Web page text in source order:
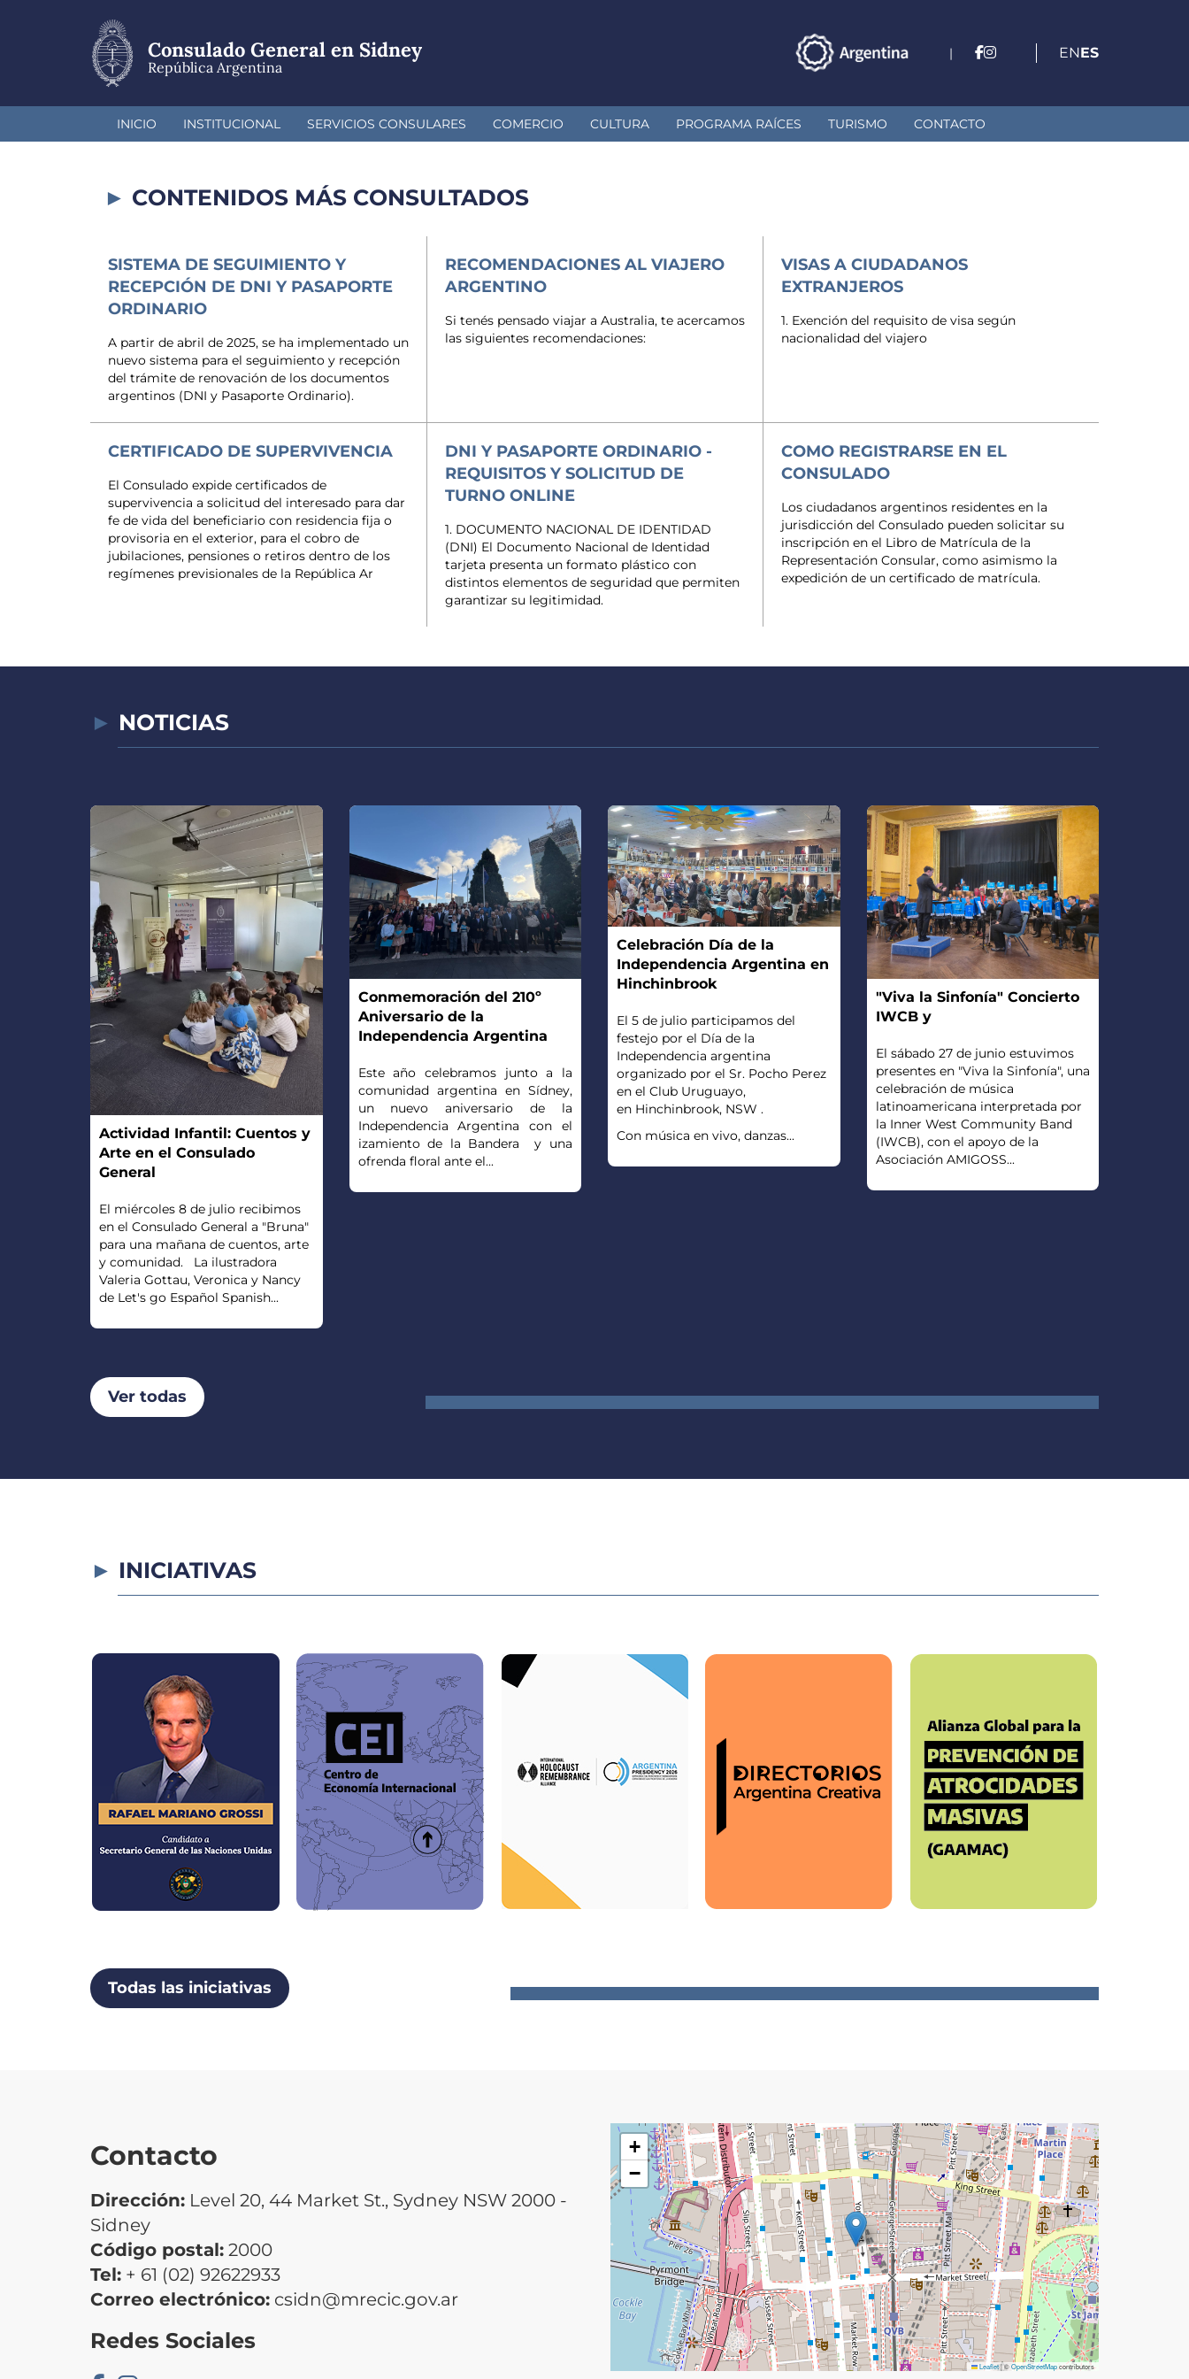
Consulado General en Sidney
República Argentina
| ENES
INICIO INSTITUCIONAL SERVICIOS CONSULARES COMERCIO CULTURA PROGRAMA RAÍCES TURISMO CONTACTO
CONTENIDOS MÁS CONSULTADOS
SISTEMA DE SEGUIMIENTO Y
RECEPCIÓN DE DNI Y PASAPORTE
ORDINARIO
A partir de abril de 2025, se ha implementado un
nuevo sistema para el seguimiento y recepción
del trámite de renovación de los documentos
argentinos (DNI y Pasaporte Ordinario).
RECOMENDACIONES AL VIAJERO
ARGENTINO
Si tenés pensado viajar a Australia, te acercamos
las siguientes recomendaciones:
VISAS A CIUDADANOS
EXTRANJEROS
1. Exención del requisito de visa según
nacionalidad del viajero
CERTIFICADO DE SUPERVIVENCIA
El Consulado expide certificados de
supervivencia a solicitud del interesado para dar
fe de vida del beneficiario con residencia fija o
provisoria en el exterior, para el cobro de
jubilaciones, pensiones o retiros dentro de los
regímenes previsionales de la República Ar
DNI Y PASAPORTE ORDINARIO -
REQUISITOS Y SOLICITUD DE
TURNO ONLINE
1. DOCUMENTO NACIONAL DE IDENTIDAD
(DNI) El Documento Nacional de Identidad
tarjeta presenta un formato plástico con
distintos elementos de seguridad que permiten
garantizar su legitimidad.
COMO REGISTRARSE EN EL
CONSULADO
Los ciudadanos argentinos residentes en la
jurisdicción del Consulado pueden solicitar su
inscripción en el Libro de Matrícula de la
Representación Consular, como asimismo la
expedición de un certificado de matrícula.
NOTICIAS
Actividad Infantil: Cuentos y
Arte en el Consulado
General
El miércoles 8 de julio recibimos
en el Consulado General a "Bruna"
para una mañana de cuentos, arte
y comunidad. La ilustradora
Valeria Gottau, Veronica y Nancy
de Let's go Español Spanish...
Conmemoración del 210º
Aniversario de la
Independencia Argentina
Este año celebramos junto a la
comunidad argentina en Sídney,
un nuevo aniversario de la
Independencia Argentina con el
izamiento de la Bandera y una
ofrenda floral ante el...
Celebración Día de la
Independencia Argentina en
Hinchinbrook
El 5 de julio participamos del
festejo por el Día de la
Independencia argentina
organizado por el Sr. Pocho Perez
en el Club Uruguayo,
en Hinchinbrook, NSW .
Con música en vivo, danzas...
"Viva la Sinfonía" Concierto
IWCB y
El sábado 27 de junio estuvimos
presentes en "Viva la Sinfonía", una
celebración de música
latinoamericana interpretada por
la Inner West Community Band
(IWCB), con el apoyo de la
Asociación AMIGOSS...
Ver todas
INICIATIVAS
Todas las iniciativas
Contacto
Dirección: Level 20, 44 Market St., Sydney NSW 2000 -
Sidney
Código postal: 2000
Tel: + 61 (02) 92622933
Correo electrónico: csidn@mrecic.gov.ar
Redes Sociales
+
−
Leaflet|©OpenStreetMapcontributors